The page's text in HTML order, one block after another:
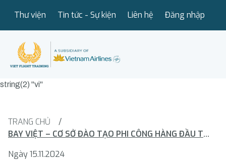
Thư viện Tin tức - Sự kiện Liên hệ Đăng nhập
string(2) "vi"
TRANG CHỦ
/
BAY VIỆT – CƠ SỞ ĐÀO TẠO PHI CÔNG HÀNG ĐẦU TẠI VIỆT NAM
Ngày 15.11.2024